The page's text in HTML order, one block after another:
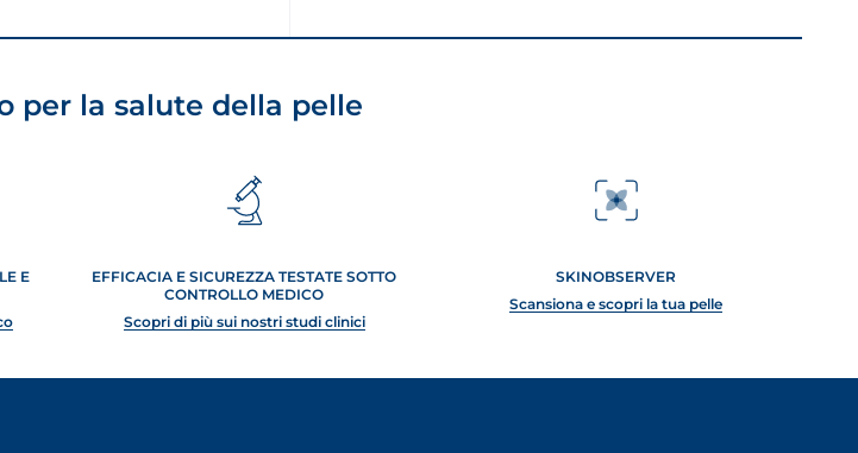
per la salute della pelle
E
EFFICACIA E SICUREZZA TESTATE SOTTO
CONTROLLO MEDICO
Scopri di più sui nostri studi clinici
SKINOBSERVER
Scansiona e scopri la tua pelle